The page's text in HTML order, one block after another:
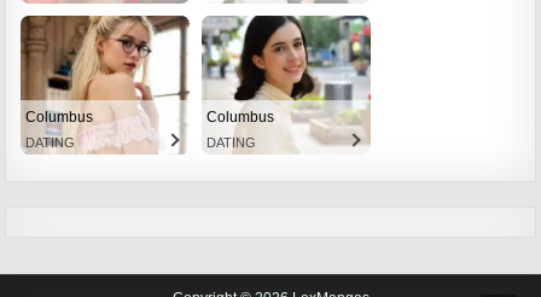
Columbus
DATING
Columbus
DATING